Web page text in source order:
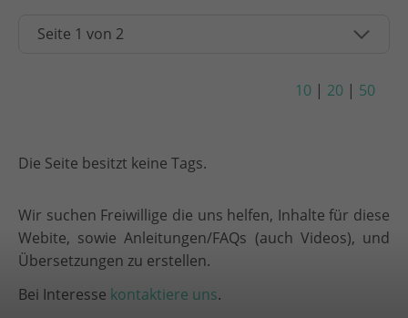
10 | 20 | 50
Die Seite besitzt keine Tags.
Wir suchen Freiwillige die uns helfen, Inhalte für diese
Webite, sowie Anleitungen/FAQs (auch Videos), und
Übersetzungen zu erstellen.
Bei Interesse kontaktiere uns.